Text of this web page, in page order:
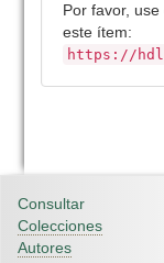
Por favor,
este ítem:
https://
Consultar
Colecciones
Autores